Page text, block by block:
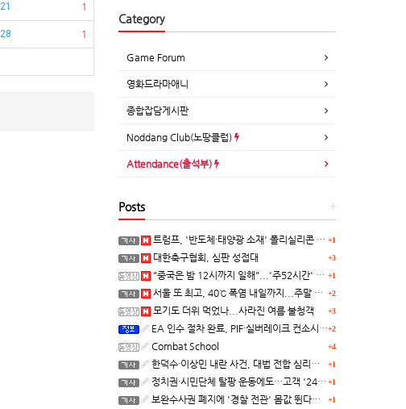
1
21
1
28
Category
Game Forum
영화드라마애니
종합잡담게시판
Noddang Club(노땅클럽)
Attendance(출석부)
+
Posts
+1
트럼프, '반도체·태양광 소재' 폴리실리콘 파생 제품에 15% 관세...한국 기업도 영향
+3
대한축구협회, 심판 성접대
+1
"중국은 밤 12시까지 일해"...'주52시간' 손볼까
+2
서울 또 최고, 40℃ 폭염 내일까지...주말 동쪽 비바람
+3
모기도 더위 먹었나...사라진 여름 불청객
+2
EA 인수 절차 완료, PIF·실버레이크 컨소시엄 산하 편입
+4
Combat School
+1
한덕수·이상민 내란 사건, 대법 전합 심리…"역사적 사법평가"(종합)
+1
정치권·시민단체 탈팡 운동에도…고객 '2470만명' 원상 회복, "고물가에 돌팡"
+1
보완수사권 폐지에 '경찰 전관' 몸값 뛴다…대형 로펌 영입전쟁